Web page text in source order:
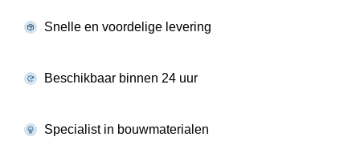
Snelle en voordelige levering
Beschikbaar binnen 24 uur
Specialist in bouwmaterialen